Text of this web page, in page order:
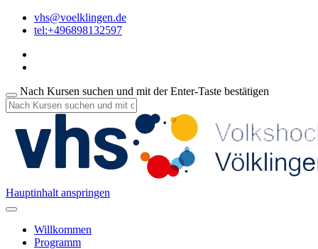
vhs@voelklingen.de
tel:+496898132597
Nach Kursen suchen und mit der Enter-Taste bestätigen
Hauptinhalt anspringen
Willkommen
Programm